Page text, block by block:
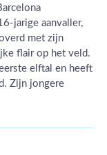
jarige aanvaller,
met zijn
flair op het veld.
elftal en heeft
Zijn jongere